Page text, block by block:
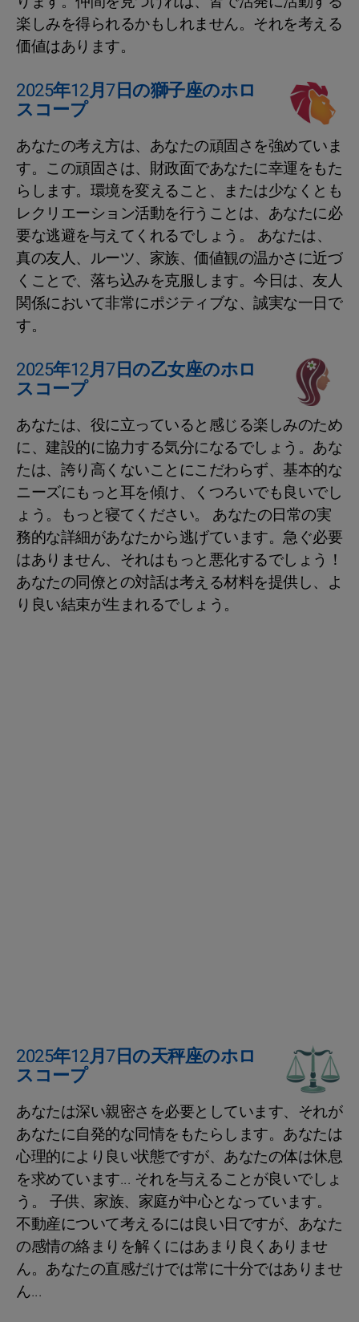
楽しみを得られるかもしれません。それを考える
価値はあります。
2025年12月7日の獅子座のホロ
スコープ
あなたの考え方は、あなたの頑固さを強めていま
す。この頑固さは、財政面であなたに幸運をもた
らします。環境を変えること、または少なくとも
レクリエーション活動を行うことは、あなたに必
要な逃避を与えてくれるでしょう。 あなたは、
真の友人、ルーツ、家族、価値観の温かさに近づ
くことで、落ち込みを克服します。今日は、友人
関係において非常にポジティブな、誠実な一日で
す。
2025年12月7日の乙女座のホロ
スコープ
あなたは、役に立っていると感じる楽しみのため
に、建設的に協力する気分になるでしょう。あな
たは、誇り高くないことにこだわらず、基本的な
ニーズにもっと耳を傾け、くつろいでも良いでし
ょう。もっと寝てください。 あなたの日常の実
務的な詳細があなたから逃げています。急ぐ必要
はありません、それはもっと悪化するでしょう！
あなたの同僚との対話は考える材料を提供し、よ
り良い結束が生まれるでしょう。
2025年12月7日の天秤座のホロ
スコープ
あなたは深い親密さを必要としています、それが
あなたに自発的な同情をもたらします。あなたは
心理的により良い状態ですが、あなたの体は休息
を求めています... それを与えることが良いでしょ
う。 子供、家族、家庭が中心となっています。
不動産について考えるには良い日ですが、あなた
の感情の絡まりを解くにはあまり良くありませ
ん。あなたの直感だけでは常に十分ではありませ
ん...